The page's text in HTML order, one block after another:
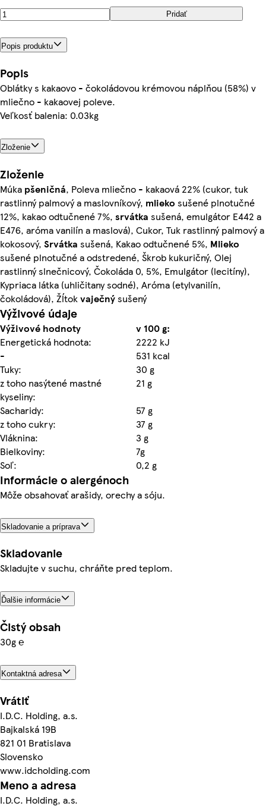
Pridať
Popis produktu
Popis
Oblátky s kakaovo - čokoládovou krémovou náplňou (58%) v
mliečno - kakaovej poleve.
Veľkosť balenia: 0.03kg
Zloženie
Zloženie
Múka pšeničná, Poleva mliečno - kakaová 22% (cukor, tuk
rastlinný palmový a maslovníkový, mlieko sušené plnotučné
12%, kakao odtučnené 7%, srvátka sušená, emulgátor E442 a
E476, aróma vanilín a maslová), Cukor, Tuk rastlinný palmový a
kokosový, Srvátka sušená, Kakao odtučnené 5%, Mlieko
sušené plnotučné a odstredené, Škrob kukuričný, Olej
rastlinný slnečnicový, Čokoláda 0, 5%, Emulgátor (lecitíny),
Kypriaca látka (uhličitany sodné), Aróma (etylvanilín,
čokoládová), Žĺtokvaječnýsušený
Výživové údaje
Výživové hodnoty
v 100 g:
Energetická hodnota:
2222 kJ
-
531 kcal
Tuky:
30 g
z toho nasýtené mastné
kyseliny:
21 g
Sacharidy:
57 g
z toho cukry:
37 g
Vláknina:
3 g
Bielkoviny:
7g
Soľ:
0,2 g
Informácie o alergénoch
Môže obsahovať arašidy, orechy a sóju.
Skladovanie a príprava
Skladovanie
Skladujte v suchu, chráňte pred teplom.
Ďalšie informácie
Čistý obsah
30g ℮
Kontaktná adresa
Vrátiť
I.D.C. Holding, a.s.
Bajkalská 19B
821 01 Bratislava
Slovensko
www.idcholding.com
Meno a adresa
I.D.C. Holding, a.s.